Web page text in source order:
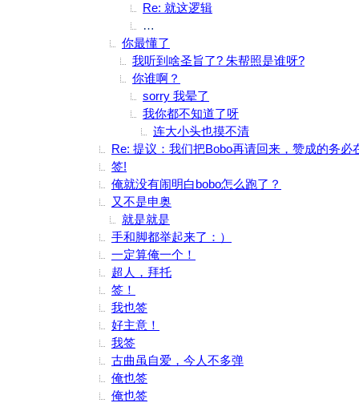
Re: 就这逻辑
俺错了 就当我喝多了说胡话吧 大家别
你最懂了
我听到啥圣旨了? 朱帮照是谁呀?
你谁啊？
sorry 我晕了
我你都不知道了呀
连大小头也摸不清
Re: 提议：我们把Bobo再请回来，赞成的务必
签!
俺就没有闹明白bobo怎么跑了？
又不是申奥
就是就是
手和脚都举起来了：）
一定算俺一个！
超人，拜托
签！
我也签
好主意！
我签
古曲虽自爱，今人不多弹
俺也签
俺也签